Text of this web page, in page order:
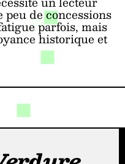
de concessions
parfois, mais
historique et